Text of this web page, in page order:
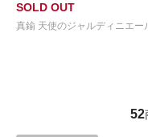
SOLD OUT
真鍮 天使のジャルディニエー
52